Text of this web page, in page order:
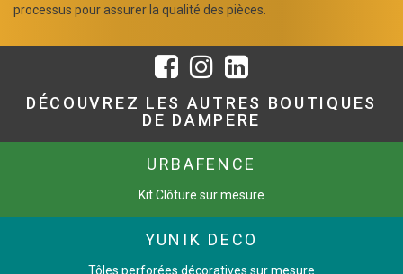
processus pour assurer la qualité des pièces.
DÉCOUVREZ LES AUTRES BOUTIQUES
DE DAMPERE
URBAFENCE
Kit Clôture sur mesure
YUNIK DECO
Tôles perforées décoratives sur mesure